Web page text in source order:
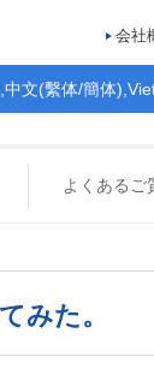
会社
中文(繫体/簡体
よくあるご
みた。